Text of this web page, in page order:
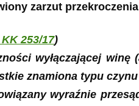
zarzut
253/17)
wyłączającej
znamiona typu
wyraźnie